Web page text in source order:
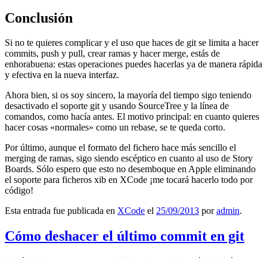
Conclusión
Si no te quieres complicar y el uso que haces de git se limita a hacer
commits, push y pull, crear ramas y hacer merge, estás de
enhorabuena: estas operaciones puedes hacerlas ya de manera rápida
y efectiva en la nueva interfaz.
Ahora bien, si os soy sincero, la mayoría del tiempo sigo teniendo
desactivado el soporte git y usando SourceTree y la línea de
comandos, como hacía antes. El motivo principal: en cuanto quieres
hacer cosas «normales» como un rebase, se te queda corto.
Por último, aunque el formato del fichero hace más sencillo el
merging de ramas, sigo siendo escéptico en cuanto al uso de Story
Boards. Sólo espero que esto no desemboque en Apple eliminando
el soporte para ficheros xib en XCode ¡me tocará hacerlo todo por
código!
Esta entrada fue publicada en XCode el 25/09/2013 poradmin.
Cómo deshacer el último commit en git